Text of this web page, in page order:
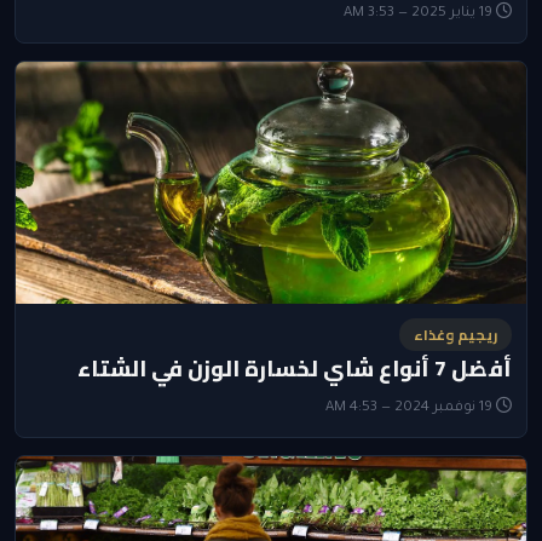
ريجيم وغذاء
أفضل 7 أنواع شاي لخسارة الوزن في الشتاء